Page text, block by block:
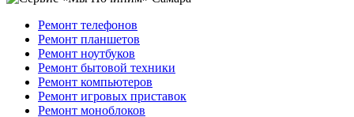
Ремонт телефонов
Ремонт планшетов
Ремонт ноутбуков
Ремонт бытовой техники
Ремонт компьютеров
Ремонт игровых приставок
Ремонт моноблоков